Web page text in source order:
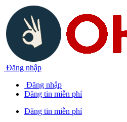
Đăng nhập
Đăng nhập
Đăng tin miễn phí
Đăng tin miễn phí